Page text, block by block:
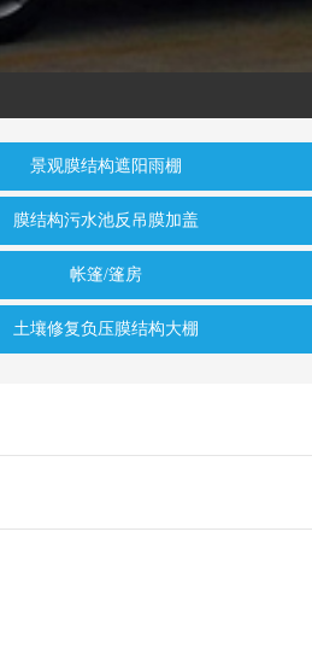
景观膜结构遮阳雨棚
膜结构污水池反吊膜加盖
帐篷/篷房
土壤修复负压膜结构大棚